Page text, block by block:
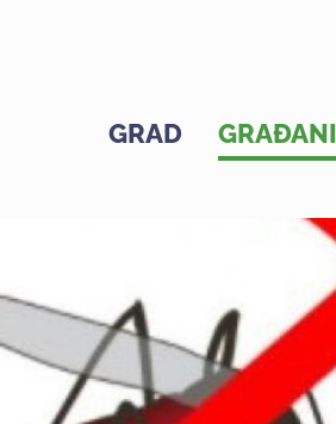
GRAD GRAĐANI